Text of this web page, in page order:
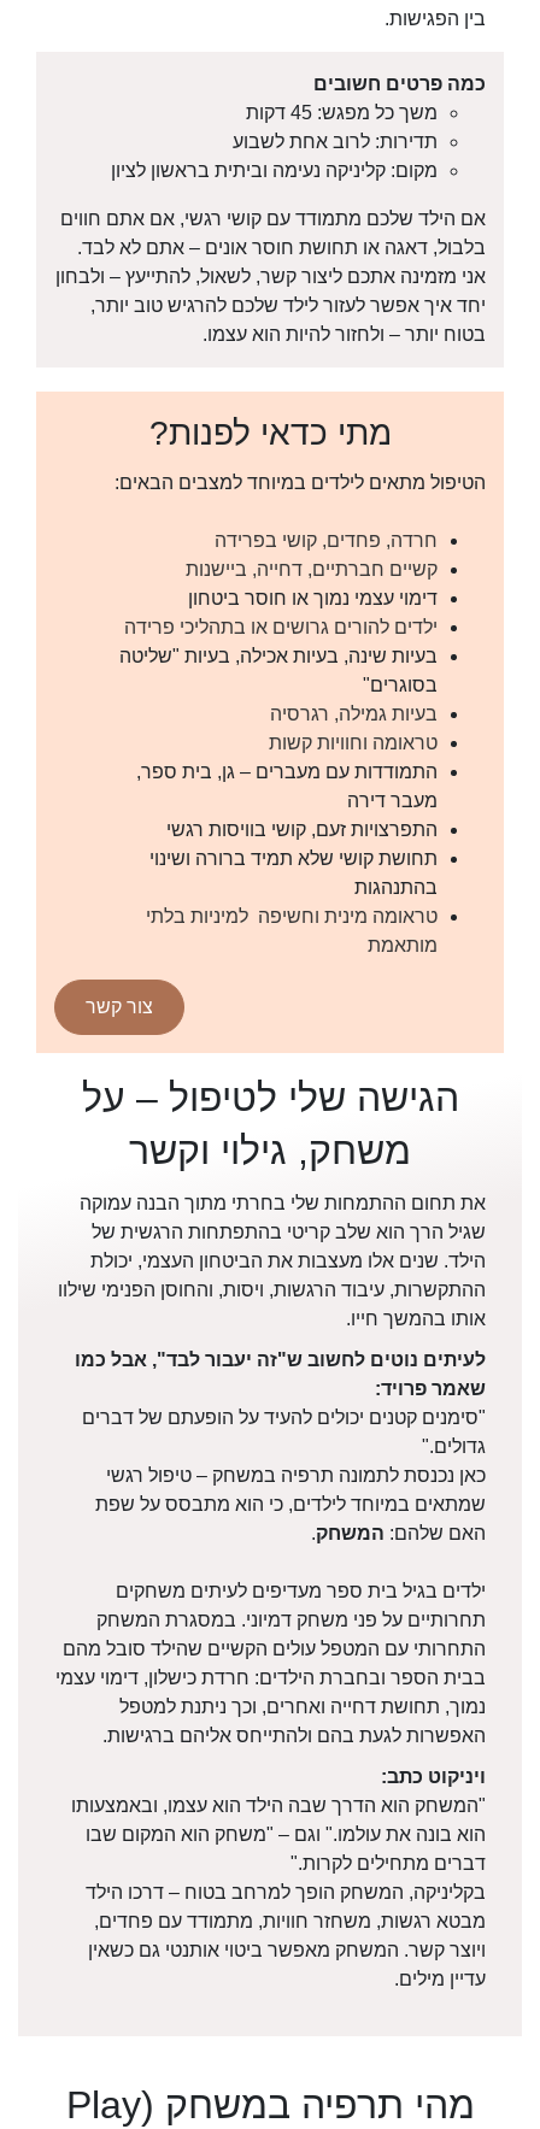
בין הפגישות.
כמה פרטים חשובים
משך כל מפגש: 45 דקות
תדירות: לרוב אחת לשבוע
מקום: קליניקה נעימה וביתית בראשון לציון
אם הילד שלכם מתמודד עם קושי רגשי, אם אתם חווים
בלבול, דאגה או תחושת חוסר אונים – אתם לא לבד.
אני מזמינה אתכם ליצור קשר, לשאול, להתייעץ – ולבחון
יחד איך אפשר לעזור לילד שלכם להרגיש טוב יותר,
בטוח יותר – ולחזור להיות הוא עצמו.
מתי כדאי לפנות?
הטיפול מתאים לילדים במיוחד למצבים הבאים:
חרדה, פחדים, קושי בפרידה
קשיים חברתיים, דחייה, ביישנות
דימוי עצמי נמוך או חוסר ביטחון
ילדים להורים גרושים או בתהליכי פרידה
בעיות שינה, בעיות אכילה, בעיות "שליטה
בסוגרים"
בעיות גמילה, רגרסיה
טראומה וחוויות קשות
התמודדות עם מעברים – גן, בית ספר,
מעבר דירה
התפרצויות זעם, קושי בוויסות רגשי
תחושת קושי שלא תמיד ברורה ושינוי
בהתנהגות
טראומה מינית וחשיפה למיניות בלתי
מותאמת
צור קשר
הגישה שלי לטיפול – על
משחק, גילוי וקשר
את תחום ההתמחות שלי בחרתי מתוך הבנה עמוקה
שגיל הרך הוא שלב קריטי בהתפתחות הרגשית של
הילד. שנים אלו מעצבות את הביטחון העצמי, יכולת
ההתקשרות, עיבוד הרגשות, ויסות, והחוסן הפנימי שילוו
אותו בהמשך חייו.
לעיתים נוטים לחשוב ש"זה יעבור לבד", אבל כמו
שאמר פרויד:
"סימנים קטנים יכולים להעיד על הופעתם של דברים
גדולים."
כאן נכנסת לתמונה תרפיה במשחק – טיפול רגשי
שמתאים במיוחד לילדים, כי הוא מתבסס על שפת
האם שלהם: המשחק.
ילדים בגיל בית ספר מעדיפים לעיתים משחקים
תחרותיים על פני משחק דמיוני. במסגרת המשחק
התחרותי עם המטפל עולים הקשיים שהילד סובל מהם
בבית הספר ובחברת הילדים: חרדת כישלון, דימוי עצמי
נמוך, תחושת דחייה ואחרים, וכך ניתנת למטפל
האפשרות לגעת בהם ולהתייחס אליהם ברגישות.
ויניקוט כתב:
"המשחק הוא הדרך שבה הילד הוא עצמו, ובאמצעותו
הוא בונה את עולמו." וגם – "משחק הוא המקום שבו
דברים מתחילים לקרות."
בקליניקה, המשחק הופך למרחב בטוח – דרכו הילד
מבטא רגשות, משחזר חוויות, מתמודד עם פחדים,
ויוצר קשר. המשחק מאפשר ביטוי אותנטי גם כשאין
עדיין מילים.
מהי תרפיה במשחק (Play